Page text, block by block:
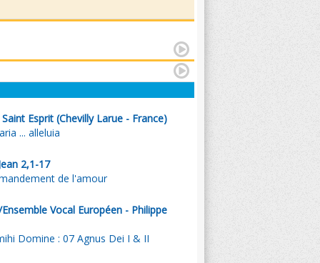
Esprit (Chevilly Larue - France)
... alleluia
2,1-17
de l'amour
Vocal Européen - Philippe
Domine : 07 Agnus Dei I & II